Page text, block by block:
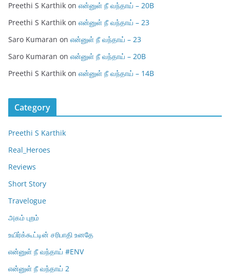
Preethi S Karthik on என்னுள் நீ வந்தாய் – 20B
Preethi S Karthik on என்னுள் நீ வந்தாய் – 23
Saro Kumaran on என்னுள் நீ வந்தாய் – 23
Saro Kumaran on என்னுள் நீ வந்தாய் – 20B
Preethi S Karthik on என்னுள் நீ வந்தாய் – 14B
Category
Preethi S Karthik
Real_Heroes
Reviews
Short Story
Travelogue
அகம் புறம்
உயிர்க்கூட்டின் சரிபாதி உனதே
என்னுள் நீ வந்தாய் #ENV
என்னுள் நீ வந்தாய் 2